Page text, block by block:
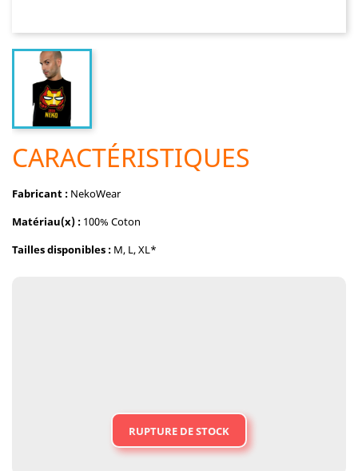
CARACTÉRISTIQUES
Fabricant : NekoWear
Matériau(x) : 100% Coton
Tailles disponibles : M, L, XL*
RUPTURE DE STOCK